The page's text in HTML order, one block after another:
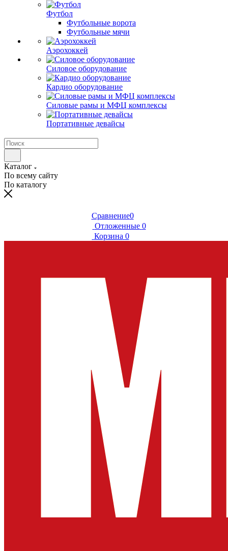
Футбол
Футбольные ворота
Футбольные мячи
Аэрохоккей
Силовое оборудование
Кардио оборудование
Силовые рамы и МФЦ комплексы
Портативные девайсы
Каталог
По всему сайту
По каталогу
Сравнение0
Отложенные 0
Корзина 0